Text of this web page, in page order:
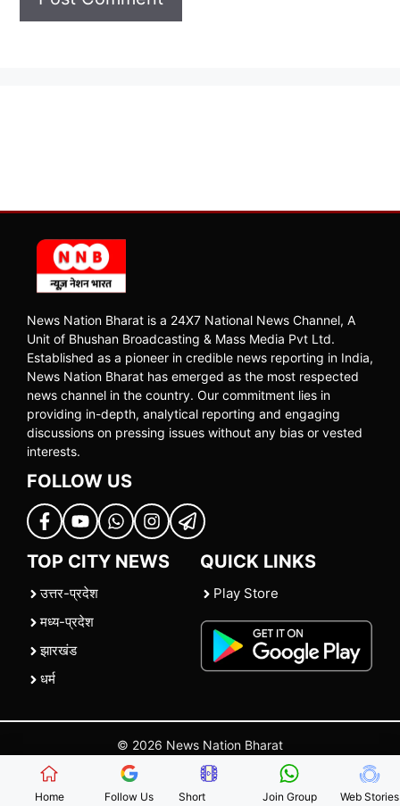
News Nation Bharat is a 24X7 National News Channel, A
Unit of Bhushan Broadcasting & Mass Media Pvt Ltd.
Established as a pioneer in credible news reporting in India,
News Nation Bharat has emerged as the most respected
news channel in the country. Our commitment lies in
providing in-depth, analytical reporting and engaging
discussions on pressing issues without any bias or vested
interests.
FOLLOW US
TOP CITY NEWS
उत्तर-प्रदेश
मध्य-प्रदेश
झारखंड
धर्म
QUICK LINKS
Play Store
© 2026 News Nation Bharat
Home| |Contact Us |Policies Terms and Conditions
Home Follow Us Short Join Group Web Stories